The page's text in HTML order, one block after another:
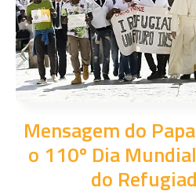
Mensagem do
o 110º Dia
do